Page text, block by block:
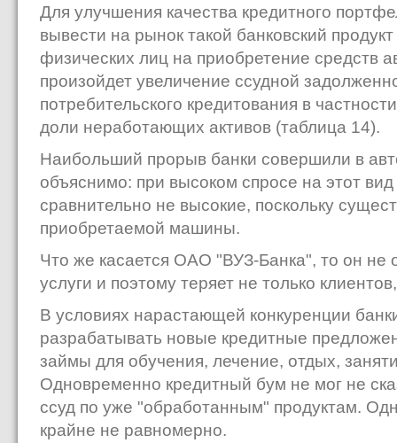
Для улучшения качества кредитного
вывести на рынок такой банковский
физических лиц на приобретение средств
произойдет увеличение ссудной
потребительского кредитования в
доли неработающих активов (таблица 14).
Наибольший прорыв банки совершили в
объяснимо: при высоком спросе на этот
сравнительно не высокие, поскольку
приобретаемой машины.
Что же касается ОАО "ВУЗ-Банка", то он не
услуги и поэтому теряет не только
В условиях нарастающей конкуренции
разрабатывать новые кредитные
займы для обучения, лечение, отдых,
Одновременно кредитный бум не мог не
ссуд по уже "обработанным" продуктам.
крайне не равномерно.